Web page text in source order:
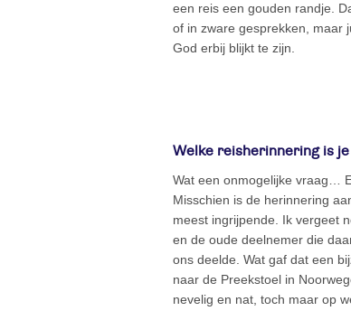
een reis een gouden randje.
of in zware gesprekken, maar
God erbij blijkt te zijn.
Welke reisherinnering is
Wat een onmogelijke vraag…
Misschien is de herinnering
meest ingrijpende. Ik vergeet
en de oude deelnemer die
ons deelde. Wat gaf dat een
naar de Preekstoel in
nevelig en nat, toch maar op